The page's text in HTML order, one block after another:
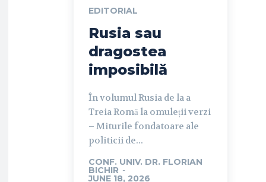
EDITORIAL
Rusia sau
dragostea
imposibilă
În volumul Rusia de la a
Treia Romă la omuleții verzi
– Miturile fondatoare ale
politicii de...
CONF. UNIV. DR. FLORIAN
BICHIR -
JUNE 18, 2026